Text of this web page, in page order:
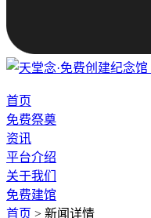
首页
免费祭奠
资讯
平台介绍
关于我们
免费建馆
首页 > 新闻详情